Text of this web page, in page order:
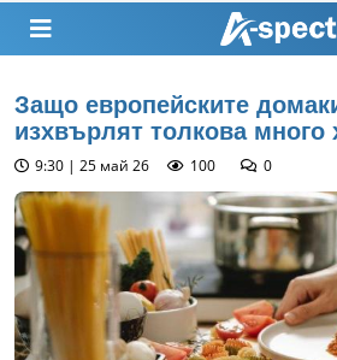
Защо европейските
изхвърлят толкова много
9:30 | 25 май 26 100 0